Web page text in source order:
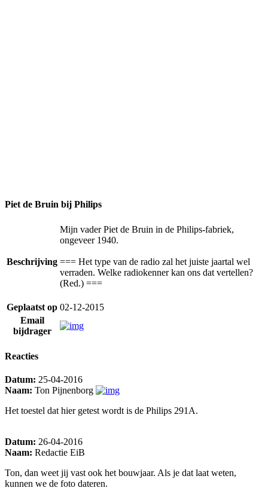
Piet de Bruin bij Philips
Beschrijving
Mijn vader Piet de Bruin in de Philips-fabriek,
ongeveer 1940.
=== Het type van de radio zal het juiste jaartal wel
verraden. Welke radiokenner kan ons dat vertellen?
(Red.) ===
Geplaatst op 02-12-2015
Email
bijdrager
Reacties
Datum: 25-04-2016
Naam: Ton Pijnenborg
Het toestel dat hier getest wordt is de Philips 291A.
Datum: 26-04-2016
Naam: Redactie EiB
Ton, dan weet jij vast ook het bouwjaar. Als je dat laat weten,
kunnen we de foto dateren.